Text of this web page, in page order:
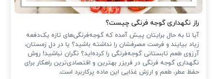
راز نگهداری گوجه فرنگی چیست؟
آیا تا به حال برایتان پیش آمده که گوجه‌فرنگی‌های تازه یک‌دفعه
زیاد بیایند و فرصت مصرفشان را نداشته باشید؟ یا در دل زمستان،
آرزوی طعم تابستانی گوجه‌فرنگی را کرده‌اید؟ نگران نباشید! روش
نگهداری گوجه فرنگی در فریزر بهترین و اقتصادی‌ترین راهکار برای
حفظ عطر، طعم و ارزش غذایی این ماده پرکاربرد است.